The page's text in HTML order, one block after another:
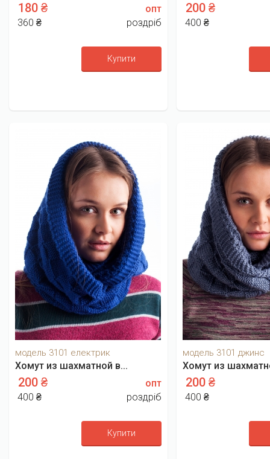
180 ₴
опт
360 ₴
роздріб
Купити
200 ₴
400 ₴
модель 3101 електрик
Хомут из шахматной в...
200 ₴
опт
400 ₴
роздріб
Купити
модель 3101 джинс
Хомут из
200 ₴
400 ₴